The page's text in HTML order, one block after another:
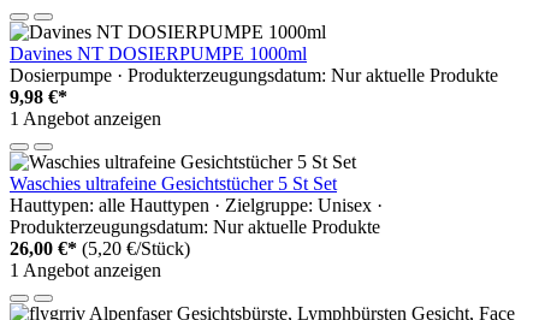
Davines NT DOSIERPUMPE 1000ml
Dosierpumpe · Produkterzeugungsdatum: Nur aktuelle Produkte
9,98 €*
1 Angebot anzeigen
Waschies ultrafeine Gesichtstücher 5 St Set
Hauttypen: alle Hauttypen · Zielgruppe: Unisex ·
Produkterzeugungsdatum: Nur aktuelle Produkte
26,00 €* (5,20 €/Stück)
1 Angebot anzeigen